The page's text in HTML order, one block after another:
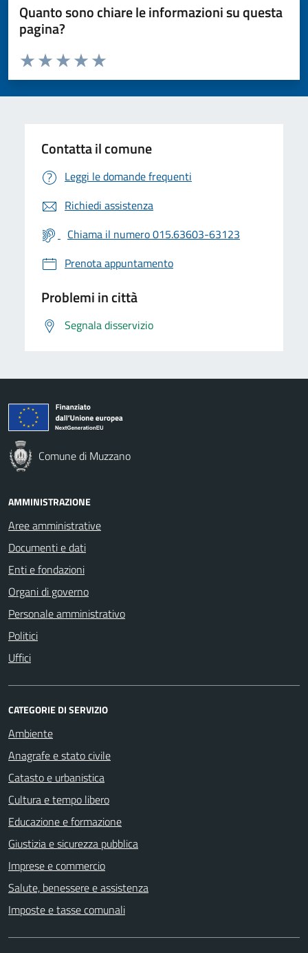
Quanto sono chiare le informazioni su questa
pagina?
Valuta da 1 a 5 stelle la pagina
Valuta 5 stelle su 5
Valuta 4 stelle su 5
Valuta 3 stelle su 5
Valuta 2 stelle su 5
Valuta 1 stelle su 5
Contatta il comune
Leggi le domande frequenti
Richiedi assistenza
Chiama il numero 015.63603-63123
Prenota appuntamento
Problemi in città
Segnala disservizio
Comune di Muzzano
AMMINISTRAZIONE
Aree amministrative
Documenti e dati
Enti e fondazioni
Organi di governo
Personale amministrativo
Politici
Uffici
CATEGORIE DI SERVIZIO
Ambiente
Anagrafe e stato civile
Catasto e urbanistica
Cultura e tempo libero
Educazione e formazione
Giustizia e sicurezza pubblica
Imprese e commercio
Salute, benessere e assistenza
Imposte e tasse comunali